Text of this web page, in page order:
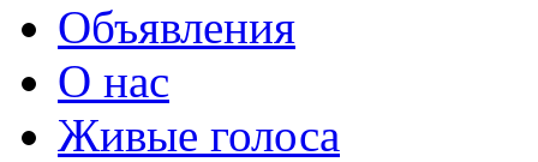
Объявления
О нас
Живые голоса